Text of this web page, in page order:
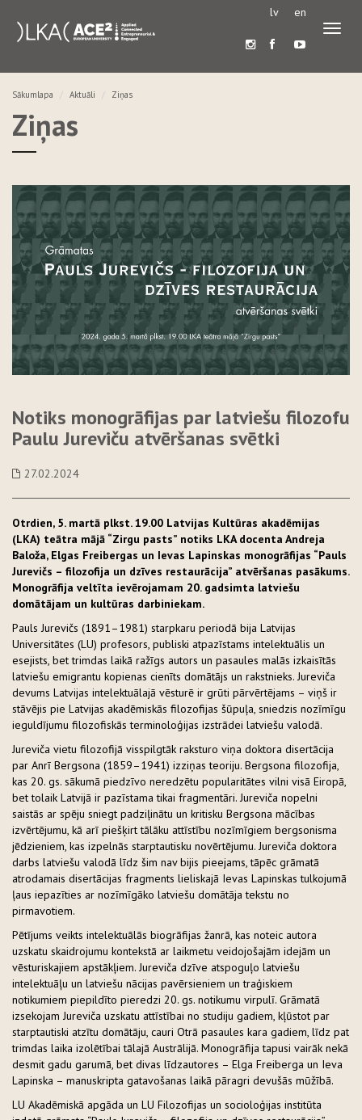
lv en
Sākumlapa Aktuāli Ziņas
Ziņas
Notiks monogrāfijas par latviešu filozofu
Paulu Jureviču atvēršanas svētki
27.02.2024
Otrdien, 5. martā plkst. 19.00 Latvijas Kultūras akadēmijas
(LKA) teātra mājā “Zirgu pasts” notiks LKA docenta Andreja
Baloža, Elgas Freibergas un Ievas Lapinskas monogrāfijas “Pauls
Jurevičs – filozofija un dzīves restaurācija” atvēršanas pasākums.
Monogrāfija veltīta ievērojamam 20. gadsimta latviešu
domātājam un kultūras darbiniekam.
Pauls Jurevičs (1891–1981) starpkaru periodā bija Latvijas
Universitātes (LU) profesors, publiski atpazīstams intelektuālis un
esejists, bet trimdas laikā ražīgs autors un pasaules malās izkaisītās
latviešu emigrantu kopienas cienīts domātājs un rakstnieks. Jureviča
devums Latvijas intelektuālajā vēsturē ir grūti pārvērtējams – viņš ir
stāvējis pie Latvijas akadēmiskās filozofijas šūpuļa, sniedzis nozīmīgu
ieguldījumu filozofiskās terminoloģijas izstrādei latviešu valodā.
Jureviča vietu filozofijā visspilgtāk raksturo viņa doktora disertācija
par Anrī Bergsona (1859–1941) izziņas teoriju. Bergsona filozofija,
kas 20. gs. sākumā piedzīvo neredzētu popularitātes vilni visā Eiropā,
bet tolaik Latvijā ir pazīstama tikai fragmentāri. Jureviča nopelni
saistās ar spēju sniegt padziļinātu un kritisku Bergsona mācības
izvērtējumu, kā arī piešķirt tālāku attīstību nozīmīgiem bergsonisma
jēdzieniem, kas izpelnās starptautisku novērtējumu. Jureviča doktora
darbs latviešu valodā līdz šim nav bijis pieejams, tāpēc grāmatā
atrodamais disertācijas fragments lieliskajā Ievas Lapinskas tulkojumā
ļaus iepazīties ar nozīmīgāko latviešu domātāja tekstu no
pirmavotiem.
Pētījums veikts intelektuālās biogrāfijas žanrā, kas noteic autora
uzskatu skaidrojumu kontekstā ar laikmetu veidojošajām idejām un
vēsturiskajiem apstākļiem. Jureviča dzīve atspoguļo latviešu
intelektuāļu un latviešu nācijas pavērsieniem un traģiskiem
notikumiem piepildīto pieredzi 20. gs. notikumu virpulī. Grāmatā
izsekojam Jureviča uzskatu attīstībai no studiju gadiem, kļūstot par
starptautiski atzītu domātāju, cauri Otrā pasaules kara gadiem, līdz pat
trimdas laika izolētībai tālajā Austrālijā. Monogrāfija tapusi vairāk nekā
desmit gadu garumā, bet divas līdzautores – Elga Freiberga un Ieva
Lapinska – manuskripta gatavošanas laikā pāragri devušās mūžībā.
LU Akadēmiskā apgāda un LU Filozofijas un socioloģijas institūta